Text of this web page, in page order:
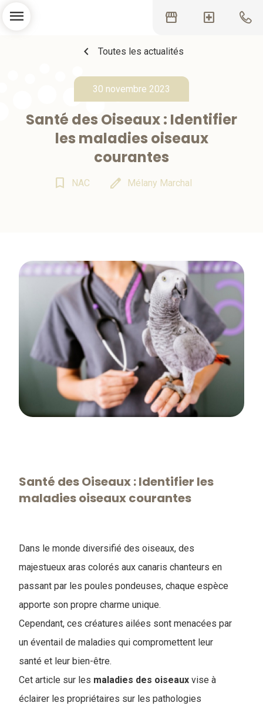
storefront local_hospital
menu
chevron_left Toutes les actualités
30 novembre 2023
Santé des Oiseaux : Identifier
les maladies oiseaux
courantes
bookmark_border NAC edit Mélany Marchal
Santé des Oiseaux : Identifier les
maladies oiseaux courantes
Dans le monde diversifié des oiseaux, des
majestueux aras colorés aux canaris chanteurs en
passant par les poules pondeuses, chaque espèce
apporte son propre charme unique.
Cependant, ces créatures ailées sont menacées par
un éventail de maladies qui compromettent leur
santé et leur bien-être.
Cet article sur les maladies des oiseaux vise à
éclairer les propriétaires sur les pathologies